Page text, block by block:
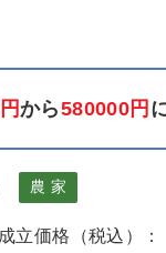
から580000円
農 家
立価格（税込）：